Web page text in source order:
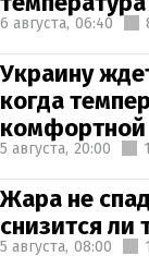
6 августа, 06:40
Украину
когда
комфортной
5 августа, 20:00
Жара не
снизится ли
5 августа, 08:00